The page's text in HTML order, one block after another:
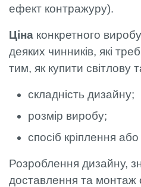
ефект контражуру).
Ціна конкретного
деяких чинників, які
тим, як купити світлову
складність дизайну;
розмір виробу;
спосіб кріплення
Розроблення дизайну,
доставлення та монтаж